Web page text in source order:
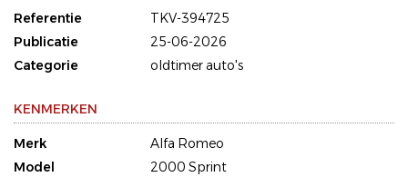
Referentie
TKV-394725
Publicatie
25-06-2026
Categorie
oldtimer auto's
KENMERKEN
Merk
Alfa Romeo
Model
2000 Sprint